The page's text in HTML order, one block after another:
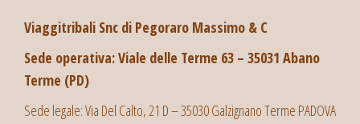
Viaggitribali Snc di Pegoraro Massimo & C
Sede operativa: Viale delle Terme 63 – 35031 Abano
Terme (PD)
Sede legale: Via Del Calto, 21 D – 35030 Galzignano Terme PADOVA